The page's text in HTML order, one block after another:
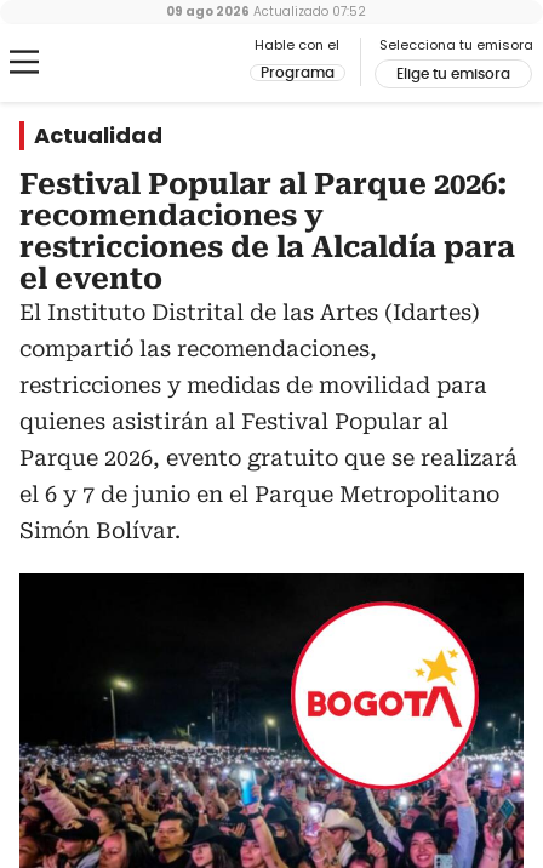
Hable con el
Programa
Selecciona tu emisora
Elige tu emisora
09 ago 2026 Actualizado 07:52
Actualidad
Festival Popular al Parque 2026:
recomendaciones y
restricciones de la Alcaldía para
el evento
El Instituto Distrital de las Artes (Idartes)
compartió las recomendaciones,
restricciones y medidas de movilidad para
quienes asistirán al Festival Popular al
Parque 2026, evento gratuito que se realizará
el 6 y 7 de junio en el Parque Metropolitano
Simón Bolívar.